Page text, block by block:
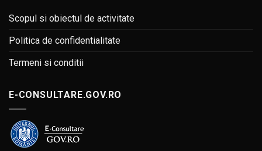
Scopul si obiectul de activitate
Politica de confidentialitate
Termeni si conditii
E-CONSULTARE.GOV.RO